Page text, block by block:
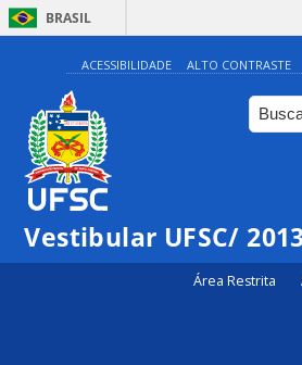
BRASIL
ACESSIBILIDADE ALTO CONTRASTE
Vestibular UFSC/
Área Restrita